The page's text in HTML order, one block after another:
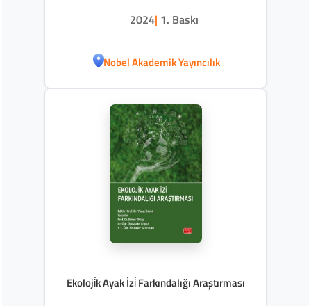
2024| 1. Baskı
Nobel Akademik Yayıncılık
Ekoloji̇k Ayak İzi̇ Farkındalığı Araştırması